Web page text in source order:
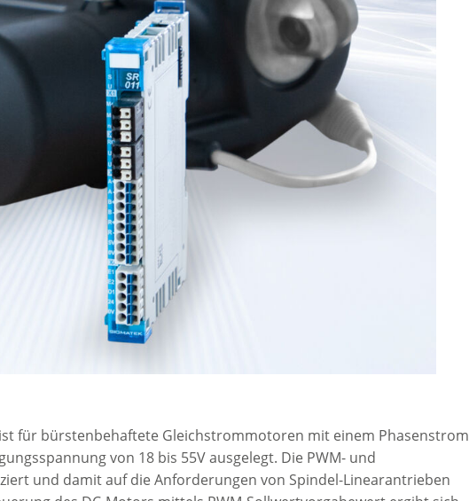
für bürstenbehaftete Gleichstrommotoren mit einem Phasenstrom
von 18 bis 55V ausgelegt. Die PWM- und
und damit auf die Anforderungen von Spindel-Linearantrieben